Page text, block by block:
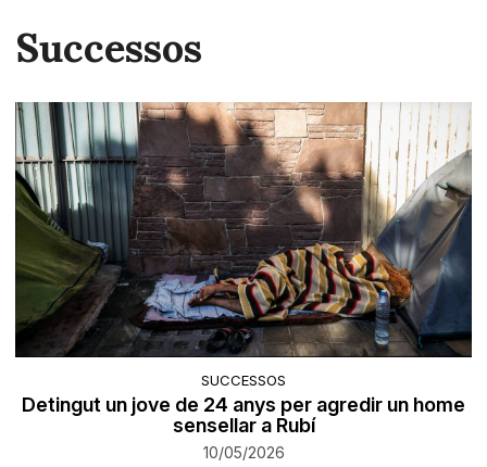
Successos
SUCCESSOS
Detingut un jove de 24 anys per agredir un home
sensellar a Rubí
10/05/2026